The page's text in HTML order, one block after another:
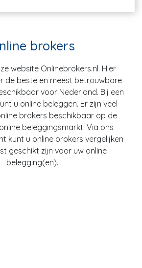
brokers
website Onlinebrokers.nl. Hier
de beste en meest betrouwbare
voor Nederland. Bij een
u online beleggen. Er zijn veel
brokers beschikbaar op de
beleggingsmarkt. Via ons
kunt u online brokers vergelijken
geschikt zijn voor uw online
belegging(en).